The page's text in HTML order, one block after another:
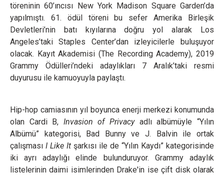
töreninin 60’ıncısı New York Madison Square Garden’da
yapılmıştı. 61. ödül töreni bu sefer Amerika Birleşik
Devletleri’nin batı kıyılarına doğru yol alarak Los
Angeles’taki Staples Center’dan izleyicilerle buluşuyor
olacak. Kayıt Akademisi (The Recording Academy), 2019
Grammy Ödülleri’ndeki adaylıkları 7 Aralık’taki resmi
duyurusu ile kamuoyuyla paylaştı.
Hip-hop camiasının yıl boyunca enerji merkezi konumunda
olan Cardi B, Invasion of Privacyadlı albümüyle “Yılın
Albümü” kategorisi, Bad Bunny ve J. Balvin ile ortak
çalışması I Like It şarkısı ile de “Yılın Kaydı” kategorisinde
iki ayrı adaylığı elinde bulunduruyor. Grammy adaylık
listelerinin daimi isimlerinden Drake'in ise çift disk olarak